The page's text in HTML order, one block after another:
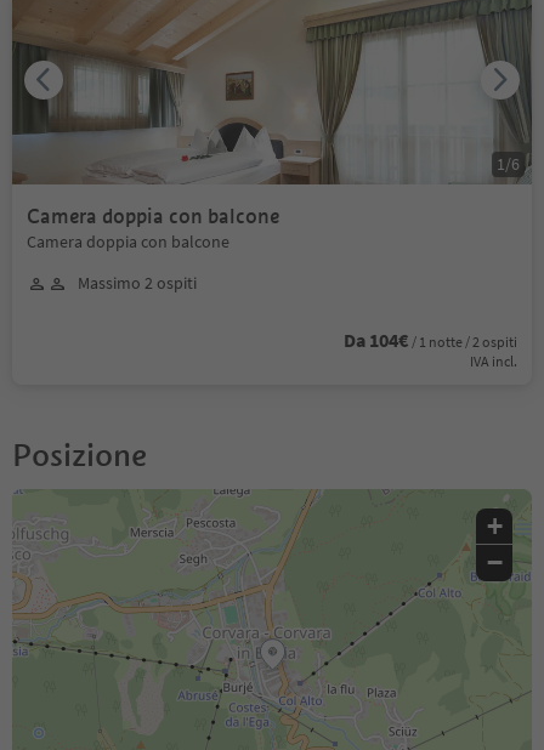
Camera doppia con balcone
Camera doppia con balcone
Massimo 2 ospiti
Da 104€ / 1 notte / 2 ospiti
IVA incl.
1/6
Posizione
+
−